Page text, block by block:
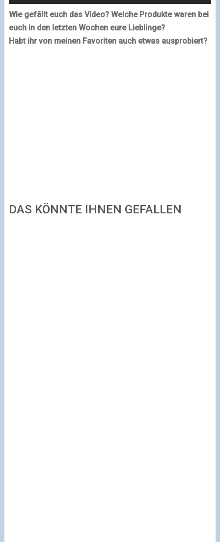
Wie gefällt euch das Video? Welche Produkte waren bei
euch in den letzten Wochen eure Lieblinge?
Habt ihr von meinen Favoriten auch etwas ausprobiert?
DAS KÖNNTE IHNEN GEFALLEN